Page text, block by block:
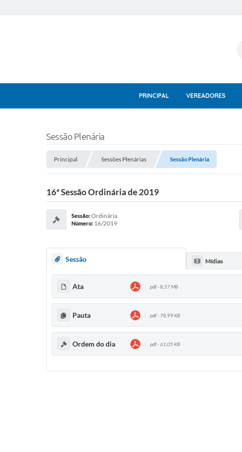
PRINCIPAL VEREADORES
Sessão Plenária
Principal Sessões Plenárias Sessão Plenária
16ª Sessão Ordinária de 2019
Sessão:Ordinária
Número: 16/2019
Sessão Mídias
Ata pdf - 8,57 MB
Pauta pdf - 78,99 KB
Ordem do dia pdf - 61,05 KB